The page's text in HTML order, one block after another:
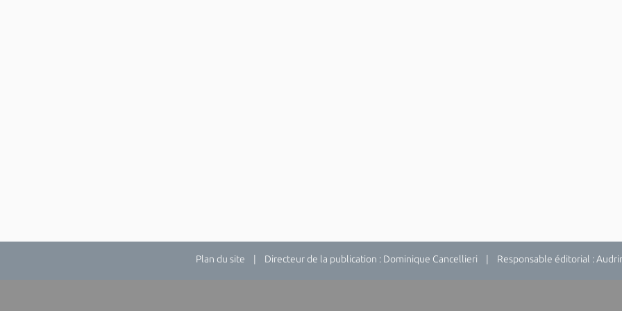
Plan du site | Directeur de la publication : Dominique Cancellieri | Responsable éditorial :